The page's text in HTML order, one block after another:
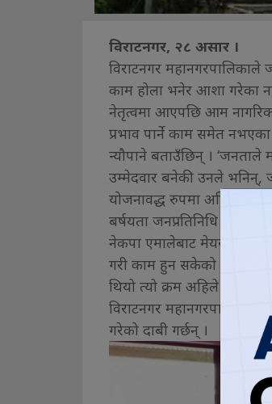
विराटनगर, २८ असार ।
विराटनगर
काम होला भनेर आशा गरेका
नेतृत्वमा आएपछि आम
प्रभाव पार्ने काम समेत
न्यौपाने बताउँछिन् ।
उम्मेदवार बनेकी उनले भनिन्,
योजनावद्ध रुपमा अघि
बर्षयता जनप्रतिनिधि
नेकपा एमालेबाट मेयरका
गरी काम हुन सकेको छैन, उनले
थियो त्यो क्रम अहिले पनि
विराटनगर
गरेको दाबी गर्छन् ।